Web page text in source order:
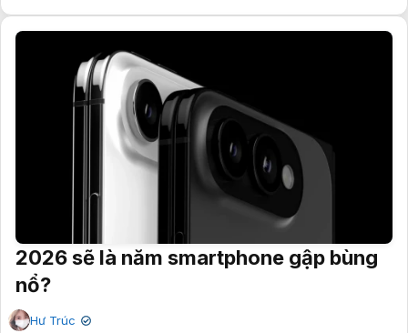
2026 sẽ là năm smartphone gập bùng
nổ?
Hư Trúc ✔